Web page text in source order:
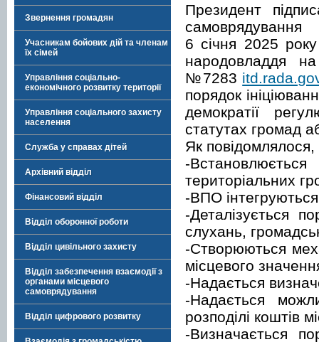
Звернення громадян
Учасникам бойових дій та членам
їх сімей
Управління соціально-
економічного розвитку території
Управління соціального захисту
населення
Служба у справах дітей
Архівний відділ
Фінансовий відділ
Відділ оборонної роботи
Відділ цивільного захисту
Відділ забезпечення взаємодії з
органами місцевого
самоврядування
Відділ цифрового розвитку
Президент
самоврядування
6 січня 2025
народовладдя на
№7283
порядок
демократії
статутах громад
Як
-
територіальних
-ВПО
-Деталізується
слухань,
-Створюються
місцевого
-Надається
-Надається
розподілі коштів
-Визначається